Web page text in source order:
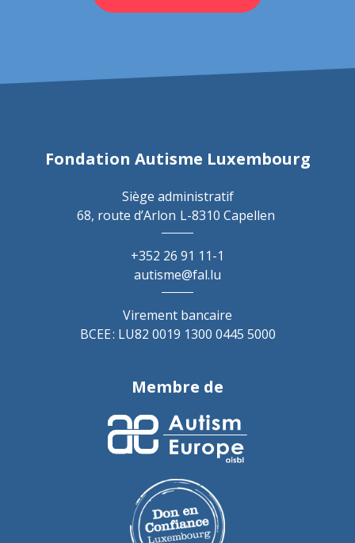
Fondation Autisme Luxembourg
Siège administratif
68, route d’Arlon L-8310 Capellen
+352 26 91 11-1
autisme@fal.lu
Virement bancaire
BCEE : LU82 0019 1300 0445 5000
Membre de